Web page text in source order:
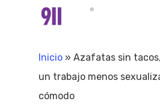
Inicio » Azafatas sin
un trabajo menos
cómodo